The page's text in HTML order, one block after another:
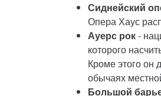
Сиднейский
Опера Хаус
Ауерс рок-
которого
Кроме этого он
обычаях
Большой